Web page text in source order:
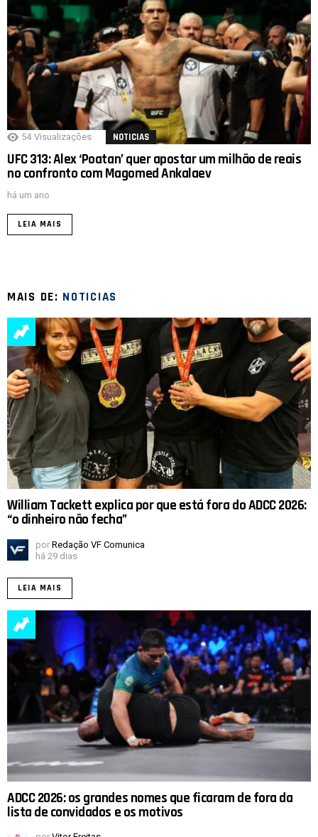
54 Visualizações NOTICIAS
UFC 313: Alex ‘Poatan’ quer apostar um milhão de reais
no confronto com Magomed Ankalaev
há um ano
LEIA MAIS
MAIS DE: NOTICIAS
William Tackett explica por que está fora do ADCC 2026:
“o dinheiro não fecha”
por Redação VF Comunica
há 29 dias
LEIA MAIS
ADCC 2026: os grandes nomes que ficaram de fora da
lista de convidados e os motivos